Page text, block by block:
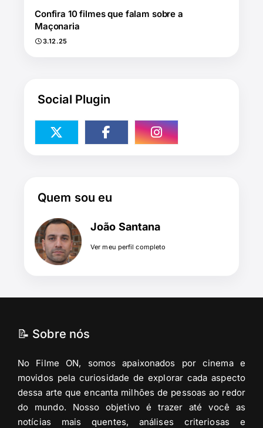
Confira 10 filmes que falam sobre a
Maçonaria
3.12.25
Social Plugin
Quem sou eu
João Santana
Ver meu perfil completo
📝 Sobre nós
No Filme ON, somos apaixonados por cinema e
movidos pela curiosidade de explorar cada aspecto
dessa arte que encanta milhões de pessoas ao redor
do mundo. Nosso objetivo é trazer até você as
notícias mais quentes, análises criteriosas e